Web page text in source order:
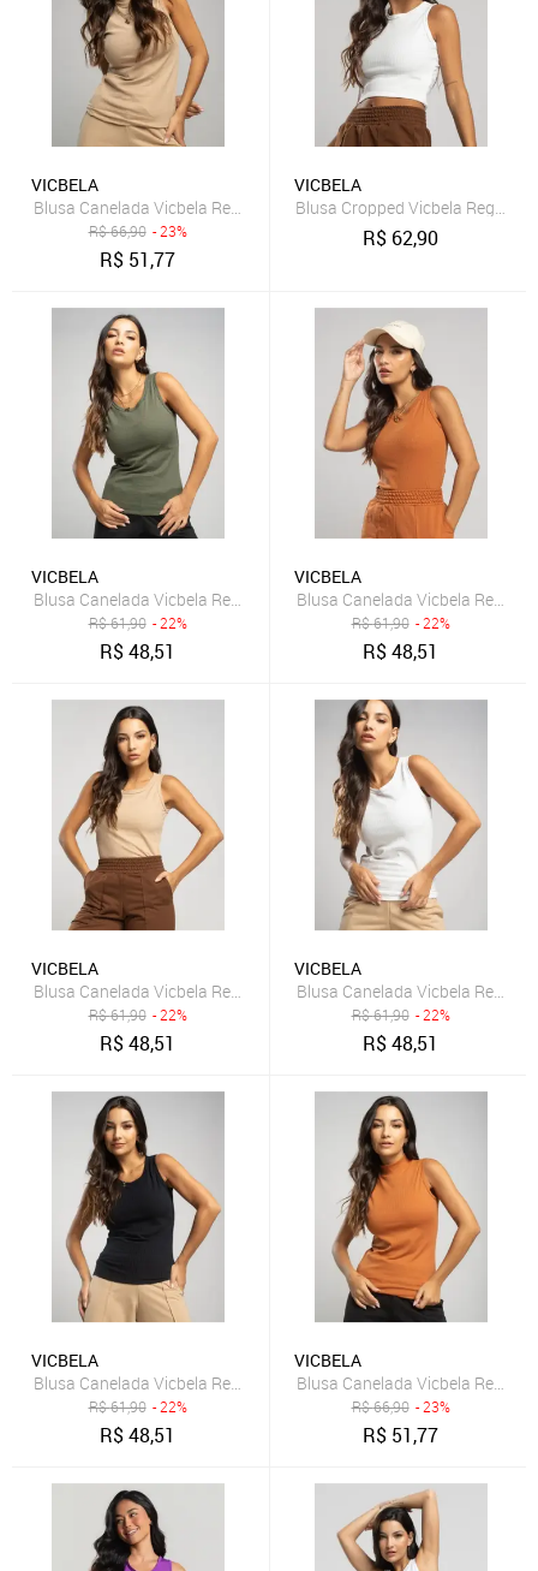
VICBELA
Blusa Canelada Vicbela Regata Gola Alta Bege
R$66,90 - 23%
R$ 51,77
VICBELA
Blusa Cropped Vicbela Regata
R$ 62,90
VICBELA
Blusa Canelada Vicbela Regata Gola Redonda Verde
R$61,90 - 22%
R$48,51
VICBELA
Blusa Canelada Vicbela Regata
R$61,90 - 22%
R$48,51
VICBELA
Blusa Canelada Vicbela Regata Gola Redonda Bege
R$61,90 - 22%
R$48,51
VICBELA
Blusa Canelada Vicbela Regata
R$61,90 - 22%
R$48,51
VICBELA
Blusa Canelada Vicbela Regata Gola Redonda Preto
R$61,90 - 22%
R$48,51
VICBELA
Blusa Canelada Vicbela Regata
R$66,90 - 23%
R$ 51,77